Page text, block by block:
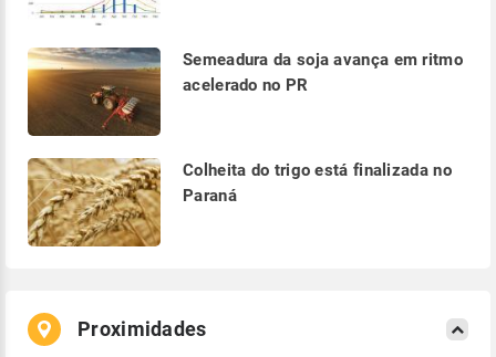
Semeadura da soja avança em ritmo
acelerado no PR
Colheita do trigo está finalizada no
Paraná
Proximidades